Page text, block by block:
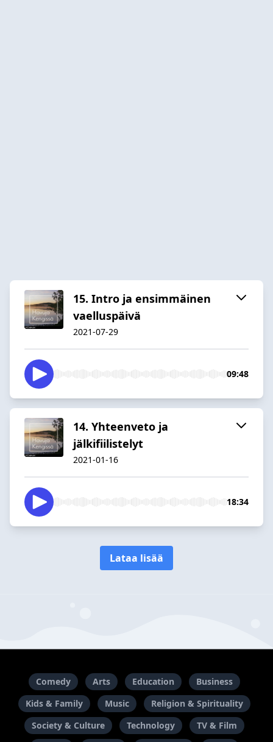
15. Intro ja ensimmäinen
vaelluspäivä
2021-07-29
09:48
14. Yhteenveto ja
jälkifiilistelyt
2021-01-16
18:34
Lataa lisää
Comedy Arts Education
Business
Kids & Family
Music
Religion & Spirituality
Society & Culture
Technology
TV & Film